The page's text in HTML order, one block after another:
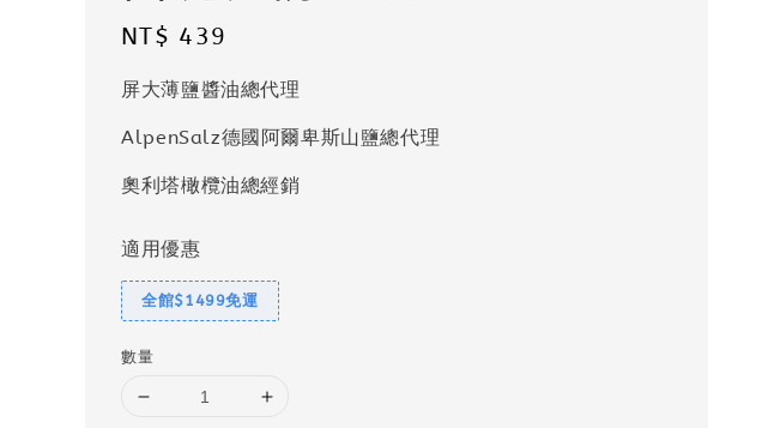
Regular
price
NT$ 439
屏大薄鹽醬油總代理
AlpenSalz德國阿爾卑斯山鹽總代理
奧利塔橄欖油總經銷
適用優惠
全館$1499免運
數量